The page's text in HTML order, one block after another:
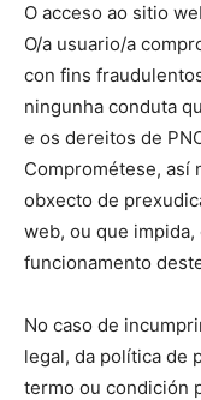
O acceso ao sitio
O/a usuario/a
con fins
ningunha conduta
e os dereitos de
Comprométese, así
obxecto de
web, ou que
funcionamento
No caso de
legal, da política de
termo ou condición